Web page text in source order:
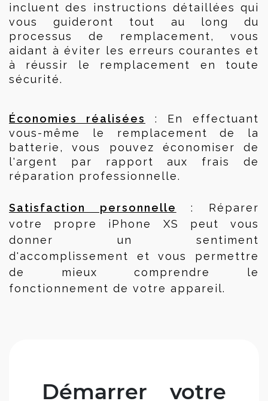
incluent des instructions détaillées qui
vous guideront tout au long du
processus de remplacement, vous
aidant à éviter les erreurs courantes et
à réussir le remplacement en toute
sécurité.
Économies réalisées
: En effectuant
vous-même le remplacement de la
batterie, vous pouvez économiser de
l'argent par rapport aux frais de
réparation professionnelle.
Satisfaction personnelle
: Réparer
votre propre iPhone XS peut vous
donner un sentiment
d'accomplissement et vous permettre
de mieux comprendre le
fonctionnement de votre appareil.
Démarrer votre